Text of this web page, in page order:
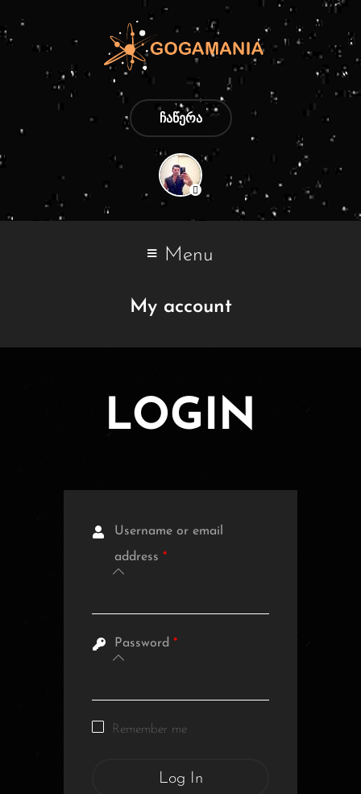
ᲩᲐᲬᲔᲠᲐ
Menu
My account
LOGIN
Username or email
address *
Password *
Remember me
Log In